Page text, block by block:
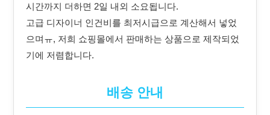
시간까지 더하면 2일 내외 소요됩니다.
고급 디자이너 인건비를 최저시급으로 계산해서 넣었
으며ㅠ, 저희 쇼핑몰에서 판매하는 상품으로 제작되었
기에 저렴합니다.
배송 안내